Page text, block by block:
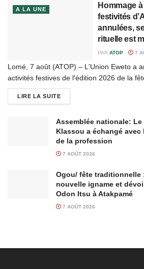
A LA UNE
Hommage
festivités
annulées,
rituelle est
PAR ATOP 7
Lomé, 7 août (ATOP) – L'Union Eweto a
activités festives de l'édition 2026 de la
LIRE LA SUITE
Assemblée nationale: Le
Klassou a échangé avec
de la profession
7 AOÛT 2026
Ogou/ fête traditionnelle
nouvelle igname et
Odon Itsu à Atakpamé
7 AOÛT 2026